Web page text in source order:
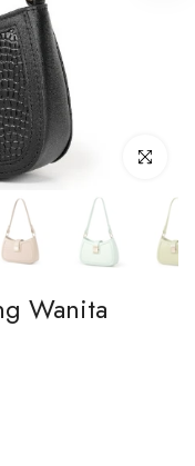
Click to
Wanita